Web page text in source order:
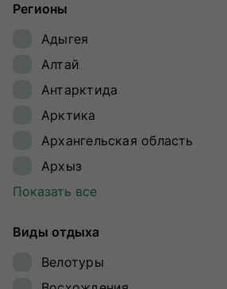
Июнь
Июль
Август
Сентябрь
Октябрь
Ноябрь
Декабрь
Регионы
Адыгея
Алтай
Антарктида
Арктика
Архангельская область
Архыз
Байкал
Восточный Саян
Дагестан
Показать все
Виды отдыха
Велотуры